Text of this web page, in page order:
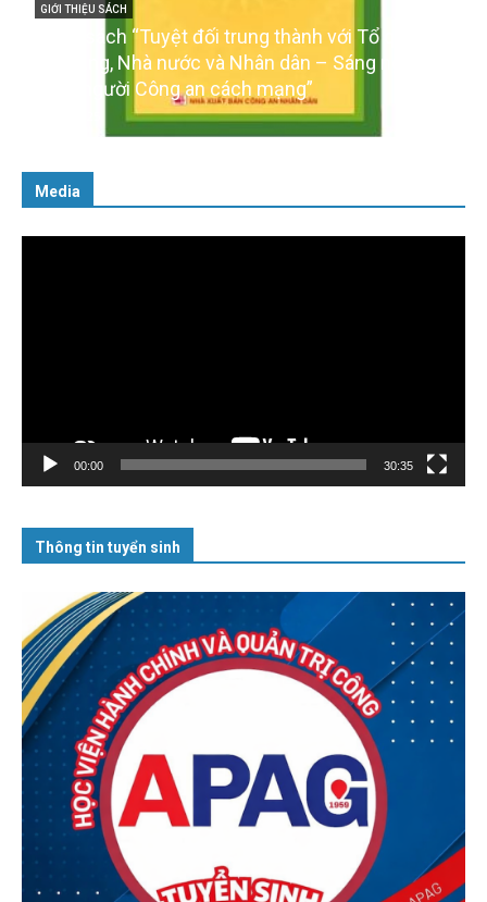
GIỚI THIỆU SÁCH
Cuốn sách “Tuyệt đối trung thành với Tổ quốc,
với Đảng, Nhà nước và Nhân dân – Sáng ngời tư
cách người Công an cách mạng”
Media
00:00 30:35
Thông tin tuyển sinh